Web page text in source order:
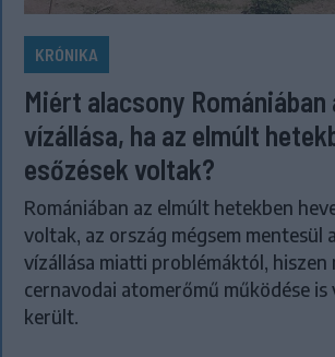
KRÓNIKA
Miért alacsony Romániában
vízállása, ha az elmúlt
esőzések voltak?
Romániában az elmúlt hetekben
voltak, az ország mégsem mentesül
vízállása miatti problémáktól, hiszen
cernavodai atomerőmű működése is
került.